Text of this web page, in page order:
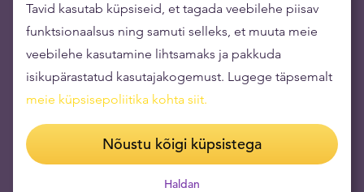
1 g Hiina Panda kuldmünt
2026
Ost 119,70 €
15 g Hiina Panda kuldmünt
2026
Ost
Tavid kasutab küpsiseid, et tagada veebilehe piisav
funktsionaalsus ning samuti selleks, et muuta meie
veebilehe kasutamine lihtsamaks ja pakkuda
isikupärastatud kasutajakogemust. Lugege täpsemalt
meie küpsisepoliitika kohta siit.
Nõustu kõigi küpsistega
Haldan